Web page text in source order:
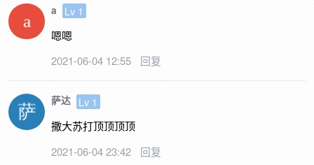
a
Lv 1
嗯嗯
2021-06-04 12:55
回复
萨达
Lv 1
撒大苏打顶顶顶顶
2021-06-04 23:42
回复